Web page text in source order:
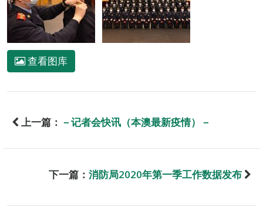
查看图库
上一篇： －记者会快讯（本澳最新疫情）－
下一篇： 消防局2020年第一季工作数据发布